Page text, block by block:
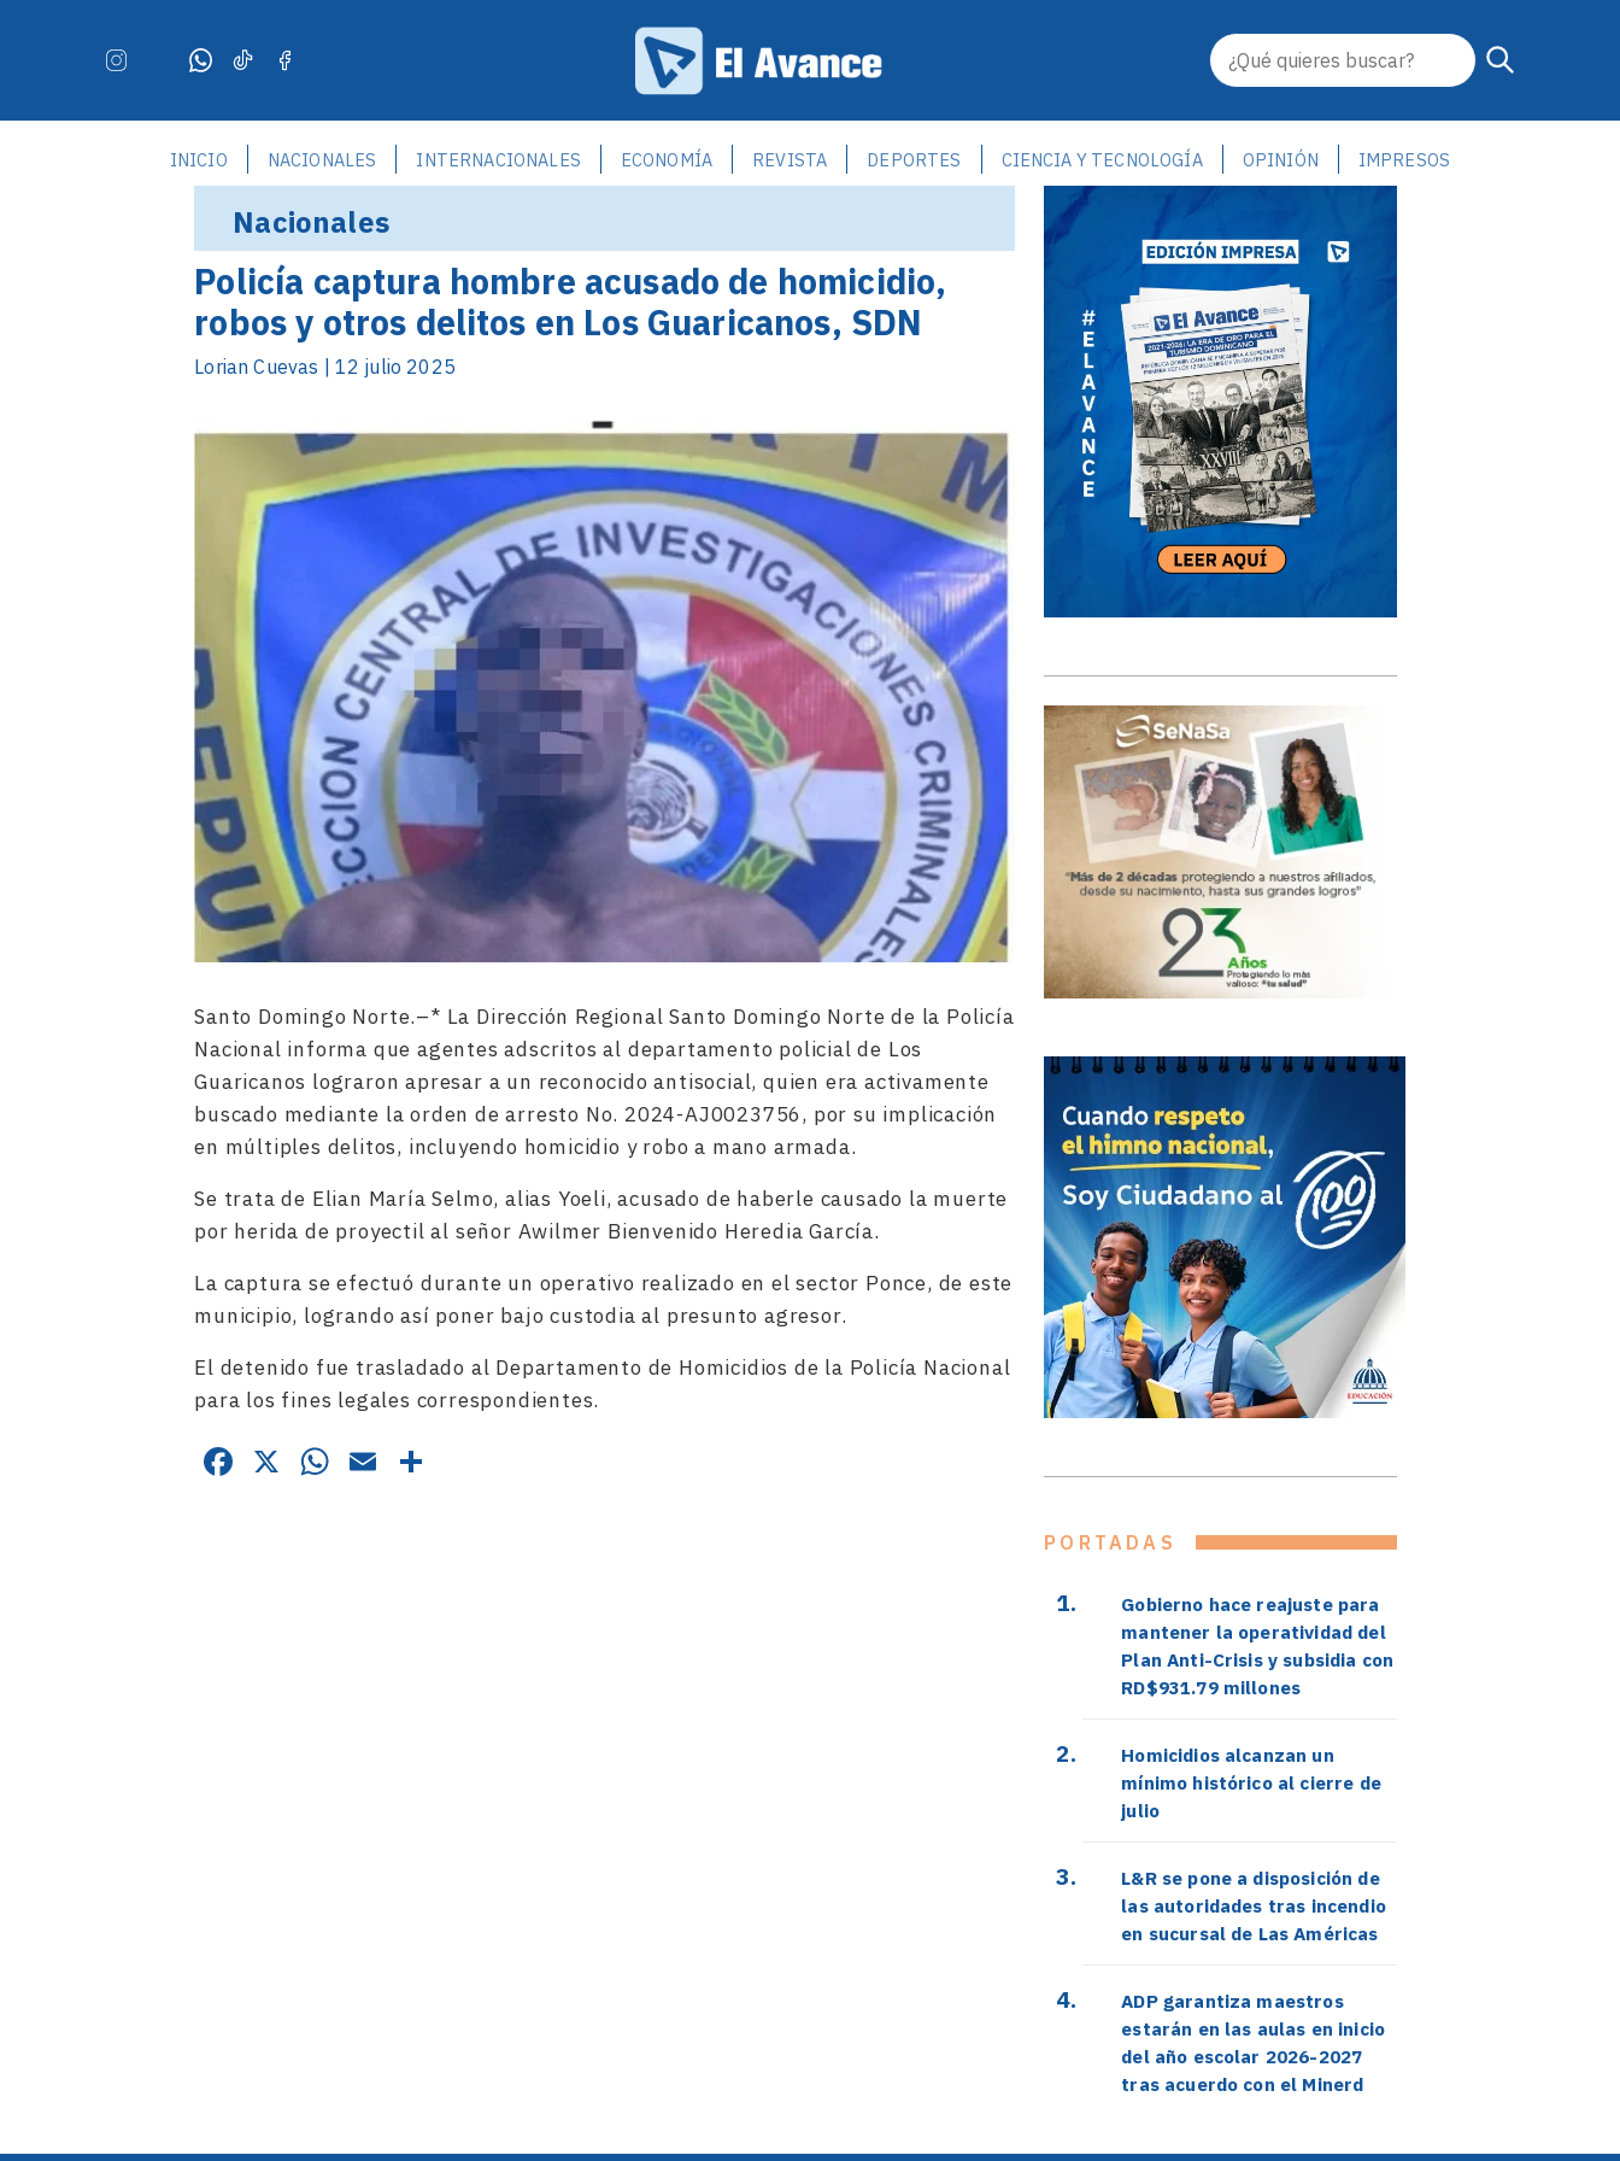
INICIO NACIONALES INTERNACIONALES ECONOMÍA REVISTA DEPORTES CIENCIA Y TECNOLOGÍA OPINIÓN IMPRESOS
Nacionales
Policía captura hombre acusado de homicidio,
robos y otros delitos en Los Guaricanos, SDN
Lorian Cuevas | 12 julio 2025
Santo Domingo Norte.–* La Dirección Regional Santo Domingo Norte de la Policía
Nacional informa que agentes adscritos al departamento policial de Los
Guaricanos lograron apresar a un reconocido antisocial, quien era activamente
buscado mediante la orden de arresto No. 2024-AJ0023756, por su implicación
en múltiples delitos, incluyendo homicidio y robo a mano armada.
Se trata de Elian María Selmo, alias Yoeli, acusado de haberle causado la muerte
por herida de proyectil al señor Awilmer Bienvenido Heredia García.
La captura se efectuó durante un operativo realizado en el sector Ponce, de este
municipio, logrando así poner bajo custodia al presunto agresor.
El detenido fue trasladado al Departamento de Homicidios de la Policía Nacional
para los fines legales correspondientes.
Facebook
X WhatsApp
Email
PORTADAS
Gobierno hace reajuste para
mantener la operatividad del
Plan Anti-Crisis y subsidia con
RD$931.79 millones
Homicidios alcanzan un
mínimo histórico al cierre de
julio
L&R se pone a disposición de
las autoridades tras incendio
en sucursal de Las Américas
ADP garantiza maestros
estarán en las aulas en inicio
del año escolar 2026-2027
tras acuerdo con el Minerd